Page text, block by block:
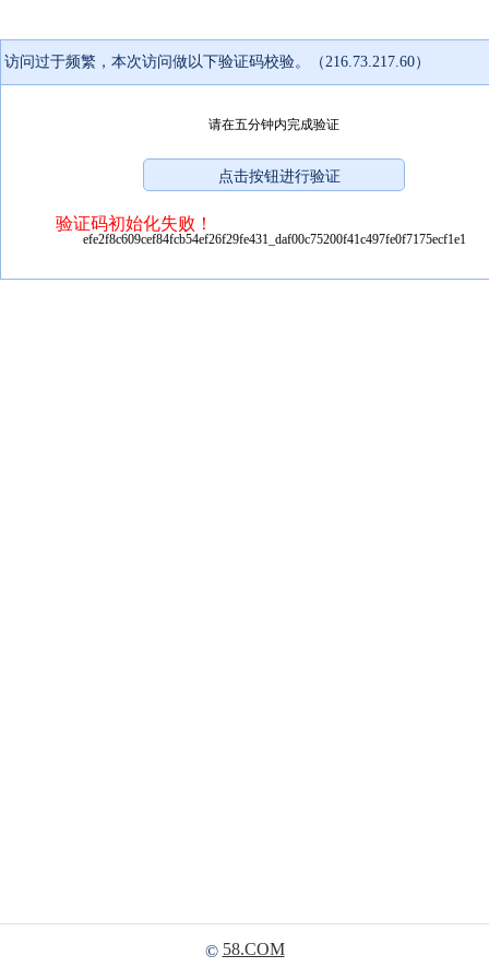
访问过于频繁，本次访问做以下验证码校验。（216.73.217.60）
请在五分钟内完成验证
验证码初始化失败！
efe2f8c609cef84fcb54ef26f29fe431_daf00c75200f41c497fe0f7175ecf1e1
© 58.COM